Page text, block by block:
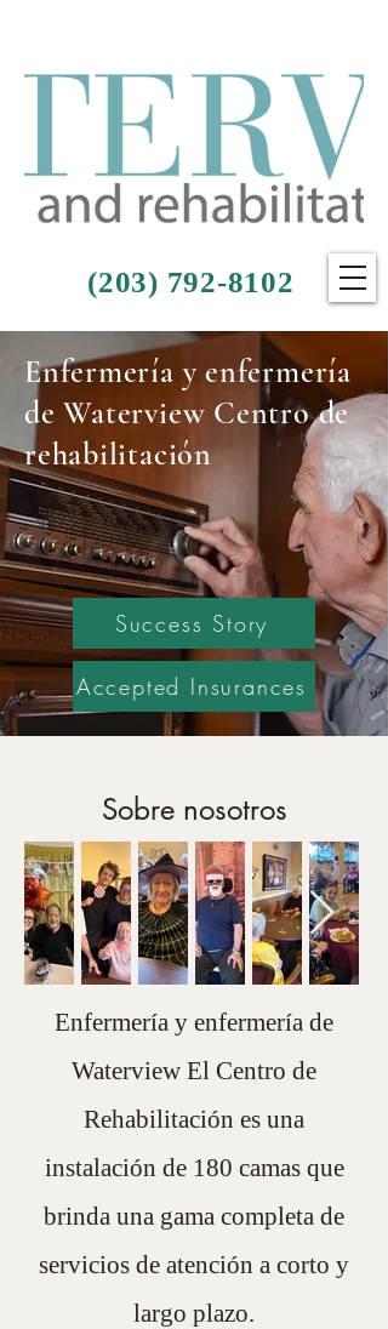
(203) 792-8102
Enfermería y enfermería
de Waterview Centro de
rehabilitación
Success Story
Accepted Insurances
Sobre nosotros
Enfermería y enfermería de
Waterview El Centro de
Rehabilitación es una
instalación de 180 camas que
brinda una gama completa de
servicios de atención a corto y
largo plazo.